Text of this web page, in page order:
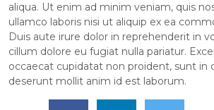
aliqua. Ut enim ad minim veniam, quis
ullamco laboris nisi ut aliquip ex ea
Duis aute irure dolor in reprehenderit in
cillum dolore eu fugiat nulla pariatur.
occaecat cupidatat non proident, sunt in
deserunt mollit anim id est laborum.